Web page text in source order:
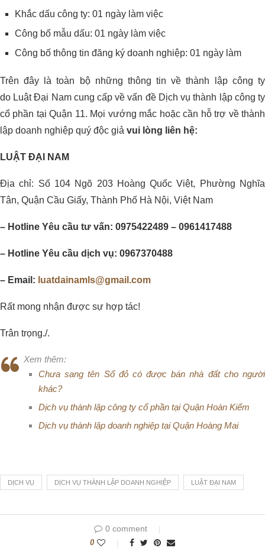
Khắc dấu công ty: 01 ngày làm việc
Công bố mẫu dấu: 01 ngày làm việc
Công bố thông tin đăng ký doanh nghiệp: 01 ngày làm
Trên đây là toàn bộ những thông tin về thành lập công ty
do Luật Đại Nam cung cấp về vấn đề Dịch vụ thành lập công ty
cổ phần tại Quận 11. Mọi vướng mắc hoặc cần hỗ trợ về thành
lập doanh nghiệp quý độc giả vui lòng liên hệ:
LUẬT ĐẠI NAM
Địa chỉ: Số 104 Ngõ 203 Hoàng Quốc Việt, Phường Nghĩa
Tân, Quận Cầu Giấy, Thành Phố Hà Nội, Việt Nam
– Hotline Yêu cầu tư vấn: 0975422489 – 0961417488
– Hotline Yêu cầu dịch vụ: 0967370488
– Email: luatdainamls@gmail.com
Rất mong nhận được sự hợp tác!
Trân trọng./.
Xem thêm:
Chưa sang tên Sổ đỏ có được bán nhà đất cho người
khác?
Dịch vụ thành lập công ty cổ phần tại Quận Hoàn Kiếm
Dịch vụ thành lập doanh nghiệp tại Quận Hoàng Mai
DỊCH VỤ DỊCH VỤ THÀNH LẬP DOANH NGHIỆP LUẬT ĐẠI NAM
0 comment
0